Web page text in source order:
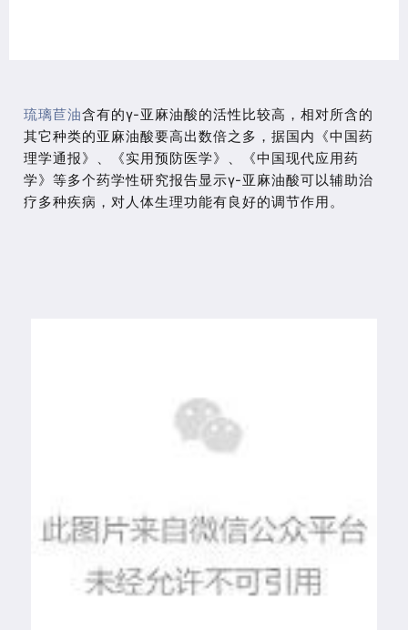
琉璃苣油含有的γ-亚麻油酸的活性比较高，相对所含的
其它种类的亚麻油酸要高出数倍之多，据国内《中国药
理学通报》、《实用预防医学》、《中国现代应用药
学》等多个药学性研究报告显示γ-亚麻油酸可以辅助治
疗多种疾病，对人体生理功能有良好的调节作用。